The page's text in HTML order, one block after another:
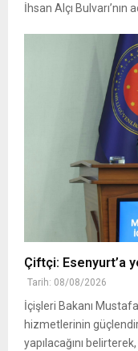
İhsan Alçı Bulvarı’nın
Çiftçi: Esenyurt’a
Tarih: 08/08/2026
İçişleri Bakanı
hizmetlerinin
yapılacağını